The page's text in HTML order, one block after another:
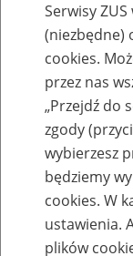
Emerytury
Baza
Serwisy
(niezbędne)
cookies.
przez nas
„Przejdź do
zgody
wybierzesz
będziemy
cookies. W
ustawienia.
plików